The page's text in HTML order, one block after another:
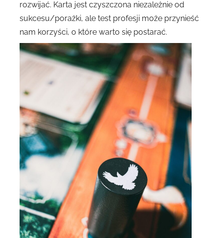
rozwijać. Karta jest czyszczona niezależnie od
sukcesu/porażki, ale test profesji może przynieść
nam korzyści, o które warto się postarać.